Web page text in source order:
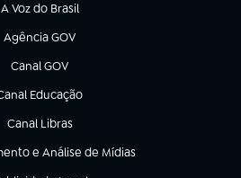
A Voz do Brasil
(abre em nova aba)
Agência GOV
(abre em nova aba)
Canal GOV
(abre em nova aba)
Educação
em nova aba)
Canal Libras
(abre em nova aba)
e Análise de Mídias
aba)